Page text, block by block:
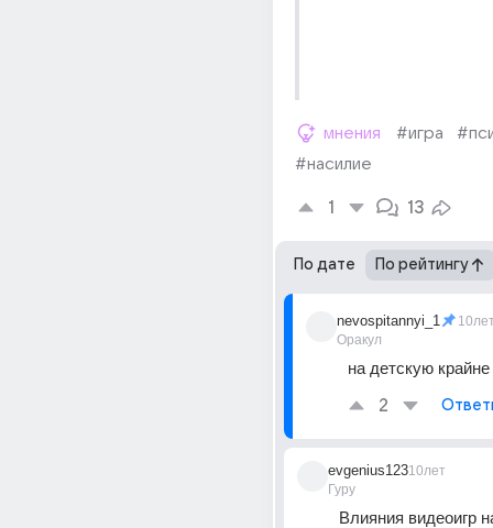
мнения #игра
#насилие
1 13
По дате По рейтингу
nevospitannyi_1
Оракул
на детскую крайне
2
evgenius123
Гуру
10лет
Влияния видеоигр